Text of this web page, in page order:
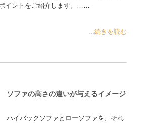
イントをご紹介します。……
...続きを読む
ソファの高さの違いが与えるイメージ
ハイバックソファとローソファを、それ